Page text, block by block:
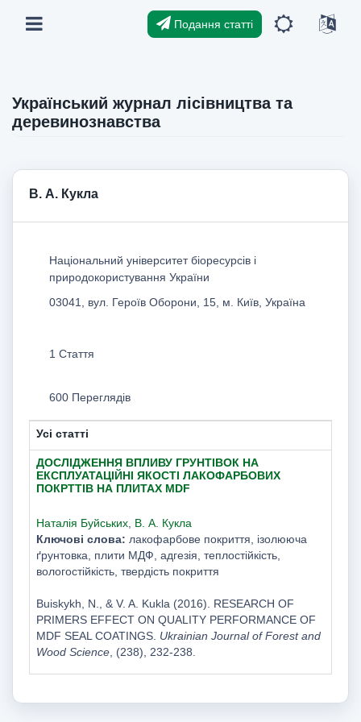
Подання статті
Український журнал лісівництва та
деревинознавства
В. А. Кукла
Національний університет біоресурсів і
природокористування України
03041, вул. Героїв Оборони, 15, м. Київ, Україна
1 Стаття
600 Переглядів
Усі статті
ДОСЛІДЖЕННЯ ВПЛИВУ ГРУНТІВОК НА
ЕКСПЛУАТАЦІЙНІ ЯКОСТІ ЛАКОФАРБОВИХ
ПОКРТТІВ НА ПЛИТАХ MDF
Наталія Буйських, В. А. Кукла
Ключові слова: лакофарбове покриття, ізолююча
ґрунтовка, плити МДФ, адгезія, теплостійкість,
вологостійкість, твердість покриття
Buiskykh, N., & V. A. Kukla (2016). RESEARCH OF
PRIMERS EFFECT ON QUALITY PERFORMANCE OF
MDF SEAL COATINGS. Ukrainian Journal of Forest and
Wood Science, (238), 232-238.